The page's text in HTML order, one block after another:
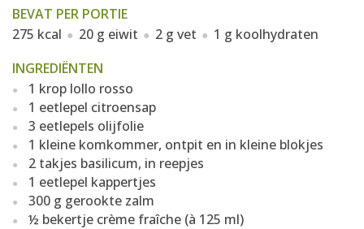
BEVAT PER PORTIE
275 kcal
20 g eiwit 2 g vet
1 g koolhydraten
INGREDIËNTEN
1 krop lollo rosso
1 eetlepel citroensap
3 eetlepels olijfolie
1 kleine komkommer, ontpit en in kleine blokjes
2 takjes basilicum, in reepjes
1 eetlepel kappertjes
300 g gerookte zalm
½ bekertje crème fraîche (à 125 ml)